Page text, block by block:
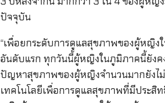
ปัจจุบัน
“เพื่อยกระดับการดูแลสุขภาพของผู้หญิง
อันดับแรก ทุกวันนี้ผู้หญิงในภูมิภาคนี้ยังค
ปัญหาสุขภาพของผู้หญิงจำนวนมากยังไม่
เทคโนโลยีเพื่อการดูแลสุขภาพที่มีประสิ